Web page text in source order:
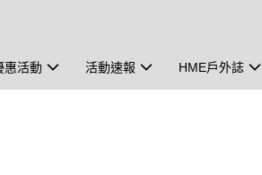
惠活動 活動速報 HME戶外誌